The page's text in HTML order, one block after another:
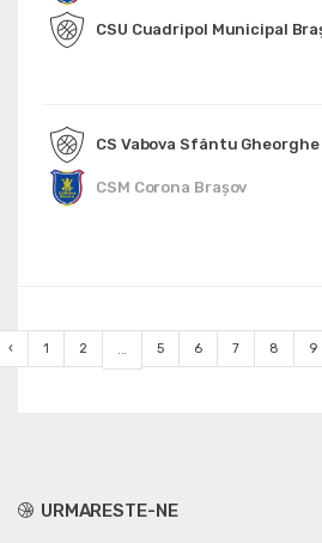
CSU Cuadripol Municipal
CS Vabova Sfântu Gheorghe
CSM Corona Braşov
‹ 1 2 ... 5 6 7 8 9
URMARESTE-NE